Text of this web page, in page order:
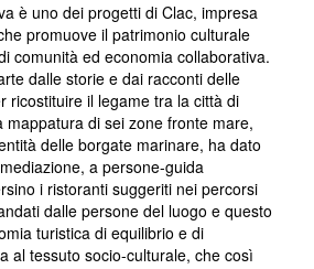
è uno dei progetti di Clac, impresa
promuove il patrimonio culturale
comunità ed economia collaborativa.
dalle storie e dai racconti delle
ricostituire il legame tra la città di
mappatura di sei zone fronte mare,
delle borgate marinare, ha dato
a persone-guida
i ristoranti suggeriti nei percorsi
dalle persone del luogo e questo
turistica di equilibrio e di
al tessuto socio-culturale, che così